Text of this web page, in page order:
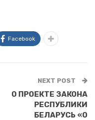
Facebook
NEXT POST
О ПРОЕКТЕ ЗАКОНА
РЕСПУБЛИКИ
БЕЛАРУСЬ «О